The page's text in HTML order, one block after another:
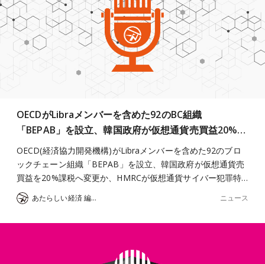
OECDがLibraメンバーを含めた92のBC組織
「BEPAB」を設立、韓国政府が仮想通貨売買益20%…
OECD(経済協力開発機構)がLibraメンバーを含めた92のブロ
ックチェーン組織「BEPAB」を設立、韓国政府が仮想通貨売
買益を20%課税へ変更か、HMRCが仮想通貨サイバー犯罪特…
あたらしい経済 編集部 ニュース